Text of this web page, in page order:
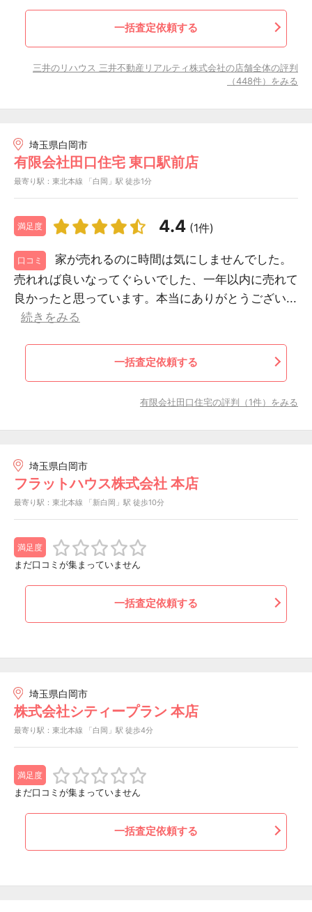
一括査定依頼する
三井のリハウス 三井不動産リアルティ株式会社の店舗全体の評判
（448件）をみる
埼玉県白岡市
有限会社田口住宅 東口駅前店
最寄り駅：東北本線 「白岡」駅 徒歩1分
満足度 4.4 (1件)
口コミ
家が売れるのに時間は気にしませんでした。
売れれば良いなってぐらいでした、一年以内に売れて
良かったと思っています。本当にありがとうござい...
続きをみる
一括査定依頼する
有限会社田口住宅の評判（1件）をみる
埼玉県白岡市
フラットハウス株式会社 本店
最寄り駅：東北本線 「新白岡」駅 徒歩10分
満足度
まだ口コミが集まっていません
一括査定依頼する
埼玉県白岡市
株式会社シティープラン 本店
最寄り駅：東北本線 「白岡」駅 徒歩4分
満足度
まだ口コミが集まっていません
一括査定依頼する